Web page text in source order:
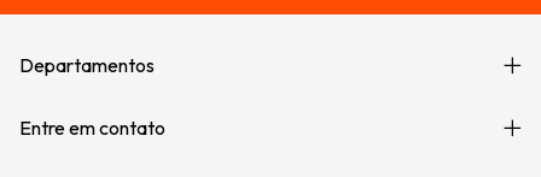
Departamentos
Entre em contato